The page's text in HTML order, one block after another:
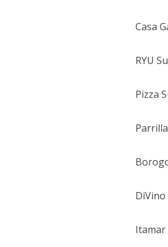
Casa
RYU
Pizza
DiVino
Itamar